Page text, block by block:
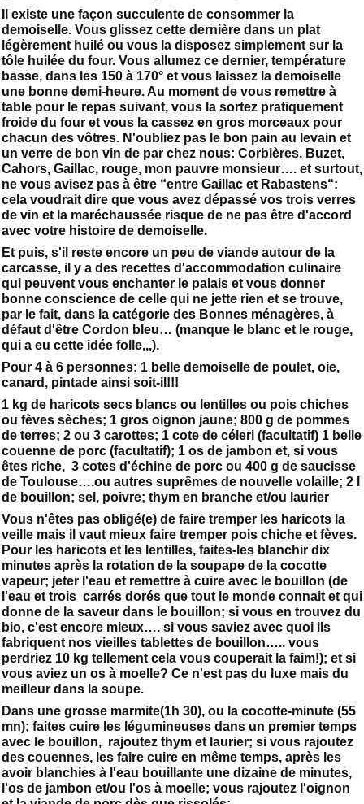
Il existe une façon succulente de consommer la
demoiselle. Vous glissez cette dernière dans un plat
légèrement huilé ou vous la disposez simplement sur la
tôle huilée du four. Vous allumez ce dernier, température
basse, dans les 150 à 170° et vous laissez la demoiselle
une bonne demi-heure. Au moment de vous remettre à
table pour le repas suivant, vous la sortez pratiquement
froide du four et vous la cassez en gros morceaux pour
chacun des vôtres. N'oubliez pas le bon pain au levain et
un verre de bon vin de par chez nous: Corbières, Buzet,
Cahors, Gaillac, rouge, mon pauvre monsieur…. et surtout,
ne vous avisez pas à être “entre Gaillac et Rabastens“:
cela voudrait dire que vous avez dépassé vos trois verres
de vin et la maréchaussée risque de ne pas être d'accord
avec votre histoire de demoiselle.
Et puis, s'il reste encore un peu de viande autour de la
carcasse, il y a des recettes d'accommodation culinaire
qui peuvent vous enchanter le palais et vous donner
bonne conscience de celle qui ne jette rien et se trouve,
par le fait, dans la catégorie des Bonnes ménagères, à
défaut d'être Cordon bleu… (manque le blanc et le rouge,
qui a eu cette idée folle,,,).
Pour 4 à 6 personnes: 1 belle demoiselle de poulet, oie,
canard, pintade ainsi soit-il!!!
1 kg de haricots secs blancs ou lentilles ou pois chiches
ou fèves sèches; 1 gros oignon jaune; 800 g de pommes
de terres; 2 ou 3 carottes; 1 cote de céleri (facultatif) 1 belle
couenne de porc (facultatif); 1 os de jambon et, si vous
êtes riche, 3 cotes d'échine de porc ou 400 g de saucisse
de Toulouse….ou autres suprêmes de nouvelle volaille; 2 l
de bouillon; sel, poivre; thym en branche et/ou laurier
Vous n'êtes pas obligé(e) de faire tremper les haricots la
veille mais il vaut mieux faire tremper pois chiche et fèves.
Pour les haricots et les lentilles, faites-les blanchir dix
minutes après la rotation de la soupape de la cocotte
vapeur; jeter l'eau et remettre à cuire avec le bouillon (de
l'eau et trois carrés dorés que tout le monde connait et qui
donne de la saveur dans le bouillon; si vous en trouvez du
bio, c'est encore mieux…. si vous saviez avec quoi ils
fabriquent nos vieilles tablettes de bouillon….. vous
perdriez 10 kg tellement cela vous couperait la faim!); et si
vous aviez un os à moelle? Ce n'est pas du luxe mais du
meilleur dans la soupe.
Dans une grosse marmite(1h 30), ou la cocotte-minute (55
mn); faites cuire les légumineuses dans un premier temps
avec le bouillon, rajoutez thym et laurier; si vous rajoutez
des couennes, les faire cuire en même temps, après les
avoir blanchies à l'eau bouillante une dizaine de minutes,
l'os de jambon et/ou l'os à moelle; vous rajoutez l'oignon